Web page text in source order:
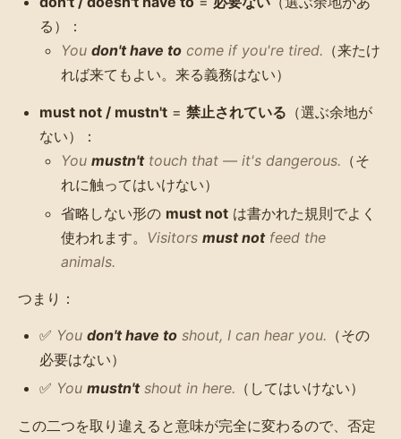
る）：
You don't have to come if you're tired. （来たけ
れば来てもよい。来る義務はない）
must not / mustn't = 禁止されている （選ぶ余地が
ない）：
You mustn'ttouch that — it's dangerous. （そ
れに触ってはいけない）
省略しない形の must not は書かれた規則でよく
使われます。 Visitors must notfeed the
animals.
つまり：
✅ You don't have to shout, I can hear you. （その
必要はない）
✅ You mustn'tshout in here. （してはいけない）
この二つを取り違えると意味が完全に変わるので、否定